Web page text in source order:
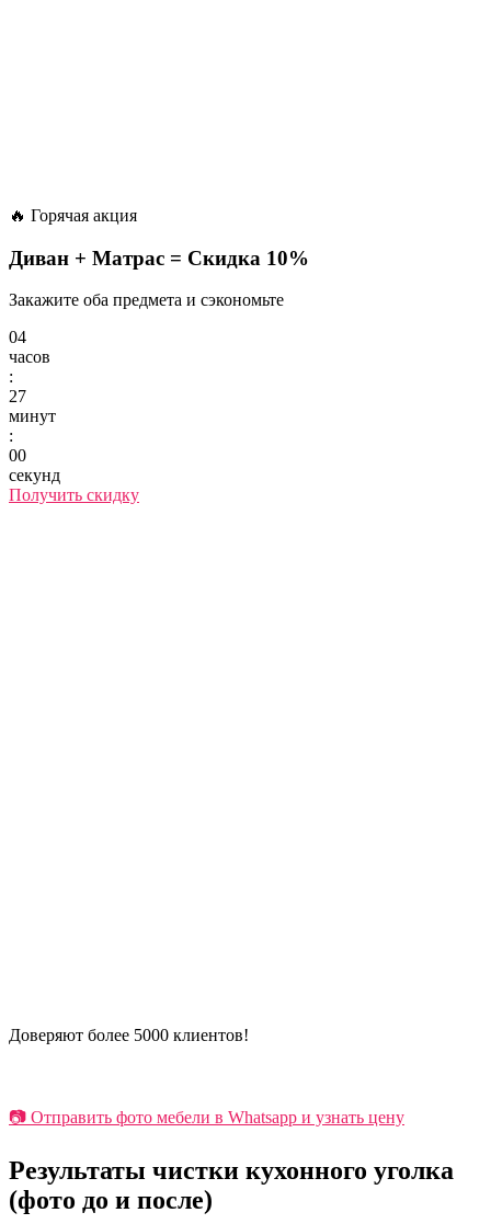
🔥 Горячая акция
Диван + Матрас = Скидка 10%
Закажите оба предмета и сэкономьте
04
часов
:
27
минут
:
00
секунд
Получить скидку
Доверяют более 5000 клиентов!
📷 Отправить фото мебели в Whatsapp и узнать цену
Результаты чистки кухонного уголка
(фото до и после)